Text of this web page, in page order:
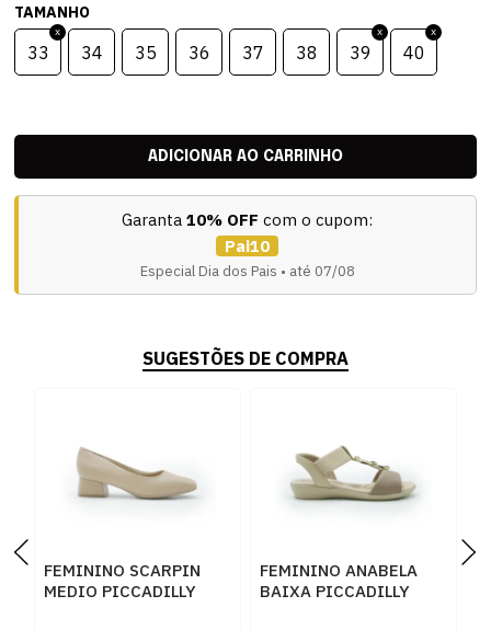
TAMANHO
33 34 35 36 37 38 39 40
Garanta 10% OFF com o cupom:
Pai10
Especial Dia dos Pais • até 07/08
SUGESTÕES DE COMPRA
FEMININO SCARPIN
MEDIO PICCADILLY
FEMININO ANABELA
BAIXA PICCADILLY